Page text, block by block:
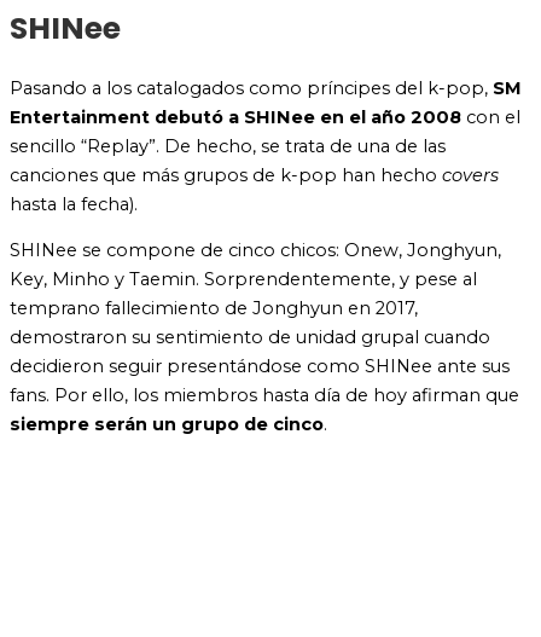
SHINee
Pasando a los catalogados como príncipes del k-pop, SM
Entertainment debutó a SHINee en el año 2008 con el
sencillo “Replay”. De hecho, se trata de una de las
canciones que más grupos de k-pop han hecho covers
hasta la fecha).
SHINee se compone de cinco chicos: Onew, Jonghyun,
Key, Minho y Taemin. Sorprendentemente, y pese al
temprano fallecimiento de Jonghyun en 2017,
demostraron su sentimiento de unidad grupal cuando
decidieron seguir presentándose como SHINee ante sus
fans. Por ello, los miembros hasta día de hoy afirman que
siempre serán un grupo de cinco.